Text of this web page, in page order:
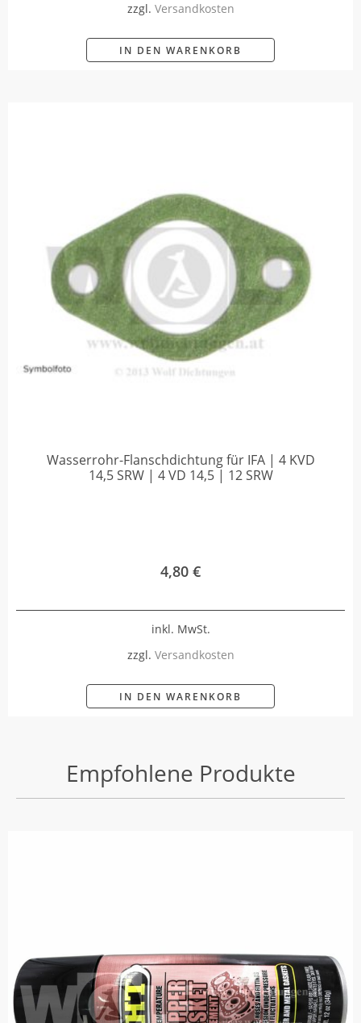
zzgl. Versandkosten
IN DEN WARENKORB
Wasserrohr-Flanschdichtung für IFA | 4 KVD
14,5 SRW | 4 VD 14,5 | 12 SRW
4,80 €
inkl. MwSt.
zzgl. Versandkosten
IN DEN WARENKORB
Empfohlene Produkte